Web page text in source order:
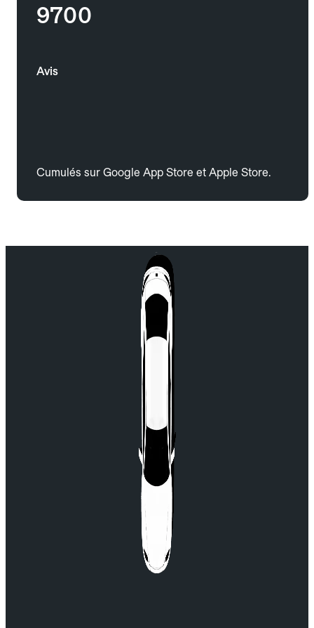
9700
Avis
Cumulés sur Google App Store et Apple Store.